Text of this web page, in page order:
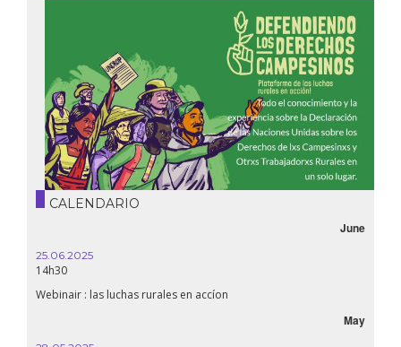
CALENDARIO
June
25.06.2025
14h30
Webinair : las luchas rurales en accíon
May